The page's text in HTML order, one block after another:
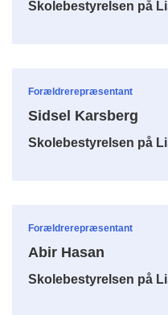
Skolebestyrelsen på
Forældrerepræsentant
Sidsel Karsberg
Skolebestyrelsen på
Forældrerepræsentant
Abir Hasan
Skolebestyrelsen på